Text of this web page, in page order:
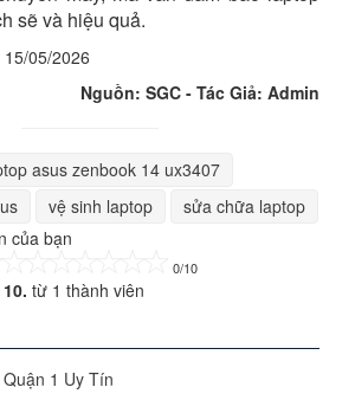
sẽ và hiệu quả.
15/05/2026
Nguồn: SGC - Tác Giả: Admin
asus zenbook 14 ux3407
vệ sinh laptop sửa chữa laptop
của bạn
0/10
10. từ 1 thành viên
1 Uy Tín